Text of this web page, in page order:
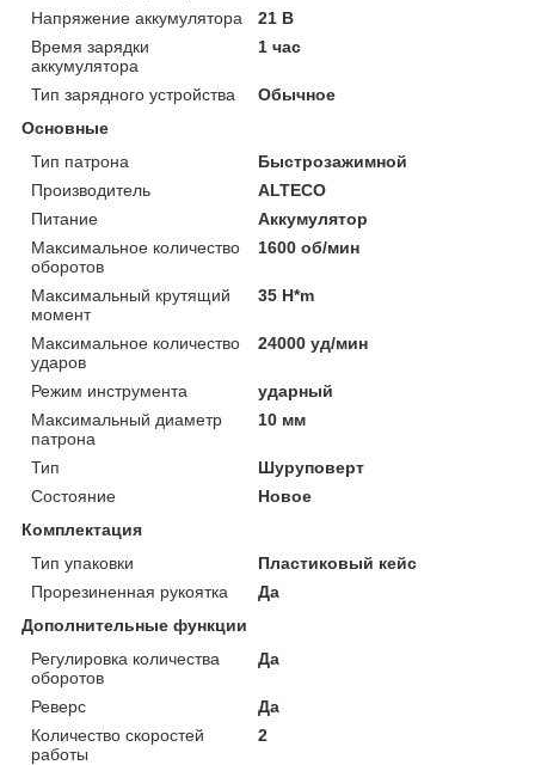
Напряжение аккумулятора
21 В
Время зарядки
аккумулятора
1 час
Тип зарядного устройства
Обычное
Основные
Тип патрона
Быстрозажимной
Производитель
ALTECO
Питание
Аккумулятор
Максимальное количество
оборотов
1600 об/мин
Максимальный крутящий
момент
35 H*m
Максимальное количество
ударов
24000 уд/мин
Режим инструмента
ударный
Максимальный диаметр
патрона
10 мм
Тип
Шуруповерт
Состояние
Новое
Комплектация
Тип упаковки
Пластиковый кейс
Прорезиненная рукоятка
Да
Дополнительные функции
Регулировка количества
оборотов
Да
Реверс
Да
Количество скоростей
работы
2